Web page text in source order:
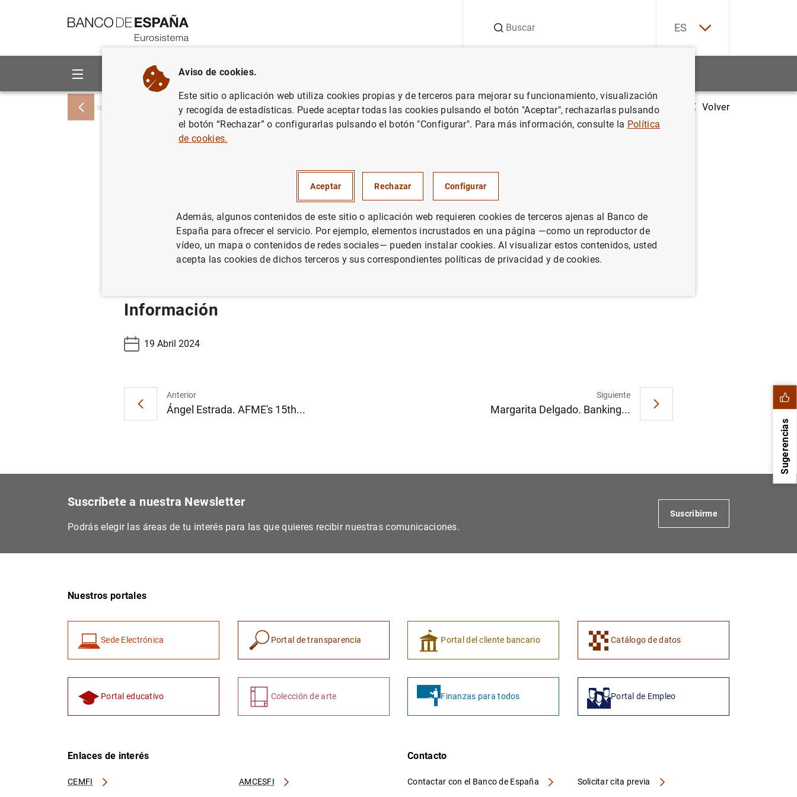
ES
Sobre el Banco Áreas de actuación
Inicio Noticias y eventos Eventos del Banco de España Agenda del Banco de España Estadísticas supervisoras de las entidades de crédito (4º trimestre de 2023)
Volver
crédito (4º trimestre de 2023)
Actualización trimestral de información agregada sobre el balance, la cuenta de resultados y otra información sobre
rentabilidad, calidad de los activos y solvencia, relativa al total de entidades de crédito que operan en España.
Información
19 Abril 2024
Anterior
Ángel Estrada. AFME's 15th...
Siguiente
Margarita Delgado. Banking...
Sugerencias
Suscríbete a nuestra Newsletter
Podrás elegir las áreas de tu interés para las que quieres recibir nuestras comunicaciones.
Suscribirme
Nuestros portales
Sede Electrónica Portal de transparencia Portal del cliente bancario Catálogo de datos
Portal educativo Colección de arte Finanzas para todos Portal de Empleo
Enlaces de interés
CEMFI AMCESFI
Contacto
Contactar con el Banco de España Solicitar cita previa
Aviso de cookies.
Este sitio o aplicación web utiliza cookies propias y de terceros para mejorar su funcionamiento, visualización
y recogida de estadísticas. Puede aceptar todas las cookies pulsando el botón "Aceptar", rechazarlas pulsando
el botón “Rechazar” o configurarlas pulsando el botón "Configurar". Para más información, consulte la Política
de cookies.
Aceptar Rechazar Configurar
Además, algunos contenidos de este sitio o aplicación web requieren cookies de terceros ajenas al Banco de
España para ofrecer el servicio. Por ejemplo, elementos incrustados en una página —como un reproductor de
vídeo, un mapa o contenidos de redes sociales— pueden instalar cookies. Al visualizar estos contenidos, usted
acepta las cookies de dichos terceros y sus correspondientes políticas de privacidad y de cookies.